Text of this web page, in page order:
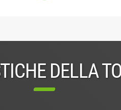
DELLA